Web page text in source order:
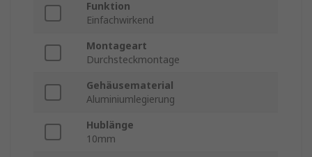
Funktion
Einfachwirkend
Montageart
Durchsteckmontage
Gehäusematerial
Aluminiumlegierung
Hublänge
10mm